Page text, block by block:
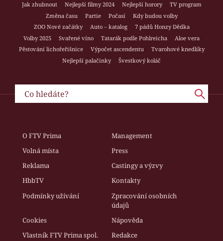
Jak zhubnout Nejlepší filmy 2024 Nejlepší horory
TV program
Změna času
Partie Počasí
Kdy budou volby
ZOO Nové začátky
Auto – katalog
7 pádů Honzy Dědka
Volby 2025
Svařené víno Tatarák podle Pohlreicha
Aloe vera
Pěstování lichořeřišnice
Výpočet ascendentu
Tvarohové knedlíky
Nejlepší palačinky
Švestkový koláč
O FTV Prima
Management
Volná místa
Press
Reklama
Castingy a výzvy
HbbTV
Kontakty
Podmínky užívání
Zpracování osobních
údajů
Cookies
Nápověda
Vlastník FTV Prima spol.
Redakce